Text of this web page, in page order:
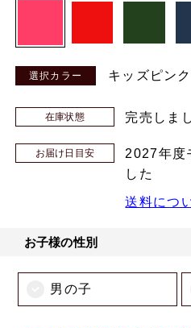
キッズピンク
在庫状態 完売しま
お届け日目安
2027年度
した
送料につ
お子様の性別
男の子